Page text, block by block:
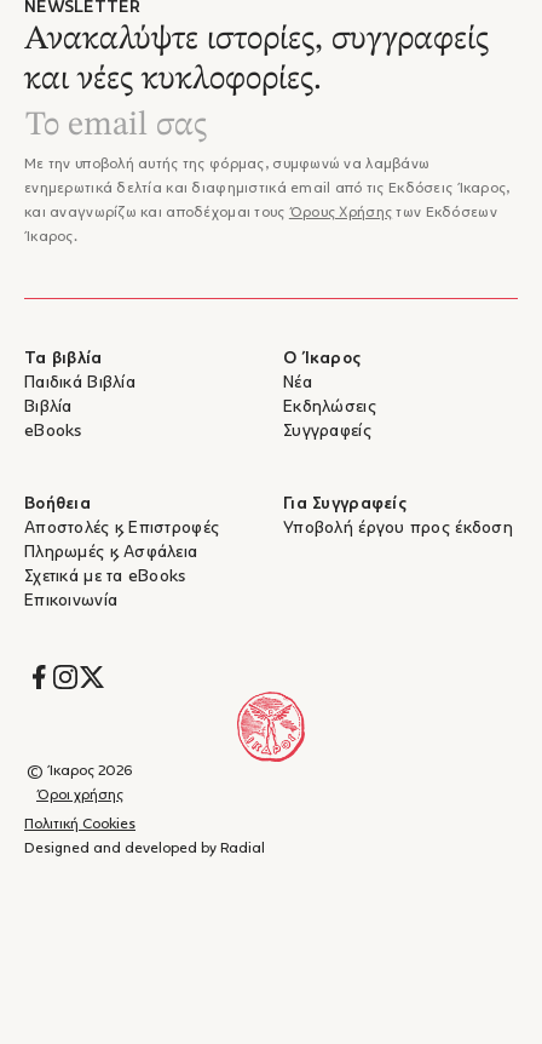
NEWSLETTER
Ανακαλύψτε ιστορίες, συγγραφείς
και νέες κυκλοφορίες.
Με την υποβολή αυτής της φόρμας, συμφωνώ να λαμβάνω
ενημερωτικά δελτία και διαφημιστικά email από τις Εκδόσεις Ίκαρος,
και αναγνωρίζω και αποδέχομαι τους Όρους Χρήσης των Εκδόσεων
Ίκαρος.
Τα βιβλία
Παιδικά Βιβλία
Βιβλία
eBooks
Ο Ίκαρος
Νέα
Εκδηλώσεις
Συγγραφείς
Βοήθεια
Αποστολές & Επιστροφές
Πληρωμές & Ασφάλεια
Σχετικά με τα eBooks
Επικοινωνία
Για Συγγραφείς
Υποβολή έργου προς έκδοση
Socials
© Ίκαρος 2026
Όροι χρήσης
Πολιτική Cookies
Designed and developed by Radial